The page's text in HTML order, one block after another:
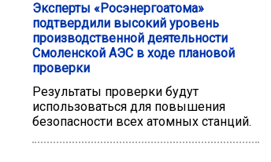
Эксперты «Росэнергоатома»
подтвердили высокий уровень
производственной деятельности
Смоленской АЭС в ходе плановой
проверки
Результаты проверки будут
использоваться для повышения
безопасности всех атомных станций.